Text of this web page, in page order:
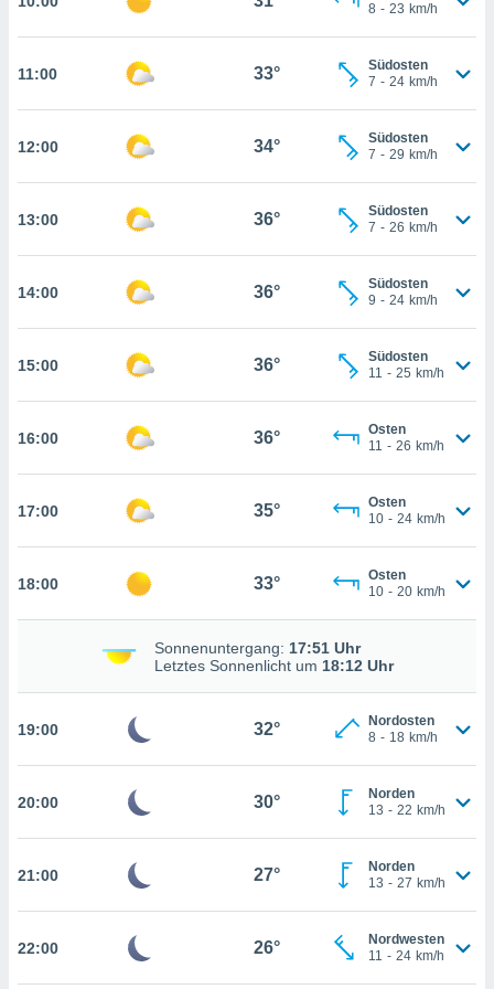
der
Sie
werden
der
von
von
auf
Sie
8 - 23 km/h
11:00 33°
Südosten
7 - 24 km/h
12:00 34°
Südosten
7 - 29 km/h
13:00 36°
Südosten
7 - 26 km/h
14:00 36°
Südosten
9 - 24 km/h
15:00 36°
Südosten
11 - 25 km/h
16:00 36°
Osten
11 - 26 km/h
17:00 35°
Osten
10 - 24 km/h
18:00 33°
Osten
10 - 20 km/h
Sonnenuntergang: 17:51 Uhr
Letztes Sonnenlicht um 18:12 Uhr
19:00 32°
Nordosten
8 - 18 km/h
20:00 30°
Norden
13 - 22 km/h
21:00 27°
Norden
13 - 27 km/h
22:00 26°
Nordwesten
11 - 24 km/h